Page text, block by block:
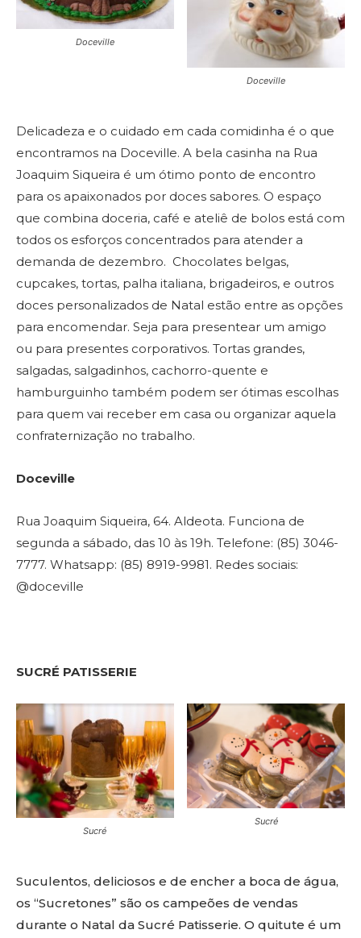
Doceville
Doceville
Delicadeza e o cuidado em cada comidinha é o que
encontramos na Doceville. A bela casinha na Rua
Joaquim Siqueira é um ótimo ponto de encontro
para os apaixonados por doces sabores. O espaço
que combina doceria, café e ateliê de bolos está com
todos os esforços concentrados para atender a
demanda de dezembro. Chocolates belgas,
cupcakes, tortas, palha italiana, brigadeiros, e outros
doces personalizados de Natal estão entre as opções
para encomendar. Seja para presentear um amigo
ou para presentes corporativos. Tortas grandes,
salgadas, salgadinhos, cachorro-quente e
hamburguinho também podem ser ótimas escolhas
para quem vai receber em casa ou organizar aquela
confraternização no trabalho.
Doceville
Rua Joaquim Siqueira, 64. Aldeota. Funciona de
segunda a sábado, das 10 às 19h. Telefone: (85) 3046-
7777. Whatsapp: (85) 8919-9981. Redes sociais:
@doceville
SUCRÉ PATISSERIE
Sucré
Sucré
Suculentos, deliciosos e de encher a boca de água,
os “Sucretones” são os campeões de vendas
durante o Natal da Sucré Patisserie. O quitute é um